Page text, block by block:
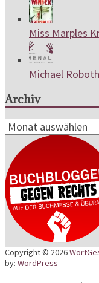
Miss Marples
Michael
Archiv
Archiv
Copyright © 2026
by: WordPress